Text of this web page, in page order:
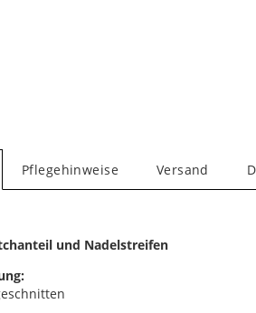
Pflegehinweise Versand
und Nadelstreifen